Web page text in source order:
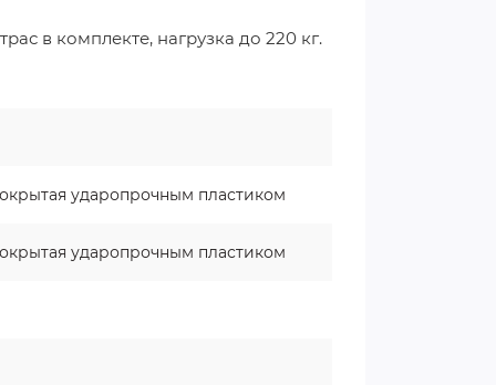
в комплекте, нагрузка до 220 кг.
ударопрочным пластиком
ударопрочным пластиком